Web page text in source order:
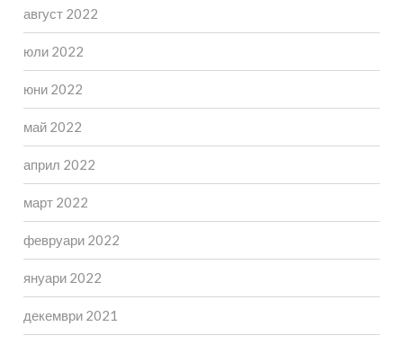
август 2022
юли 2022
юни 2022
май 2022
април 2022
март 2022
февруари 2022
януари 2022
декември 2021